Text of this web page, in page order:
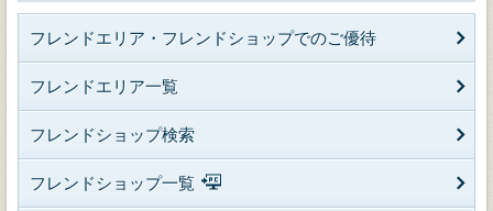
フレンドエリア・フレンドショップでのご優待
フレンドエリア一覧
フレンドショップ検索
フレンドショップ一覧